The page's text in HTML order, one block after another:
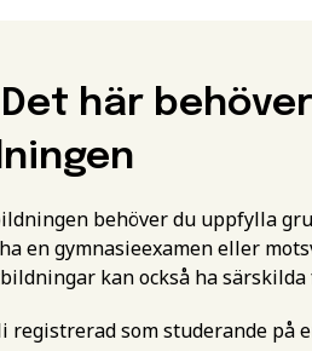
här
behöver du uppfylla
en gymnasieexamen eller
kan också ha
registrerad som studerande på